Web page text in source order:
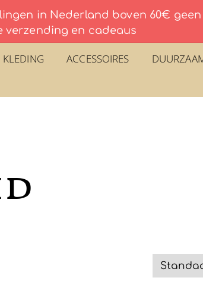
in Nederland boven 60€
verzending en cadeaus
KLEDING ACCESSOIRES